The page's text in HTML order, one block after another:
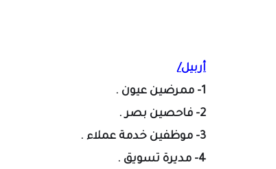
أربيل/
1- ممرضين عيون .
2- فاحصين بصر .
3- موظفين خدمة عملاء .
4- مديرة تسويق .